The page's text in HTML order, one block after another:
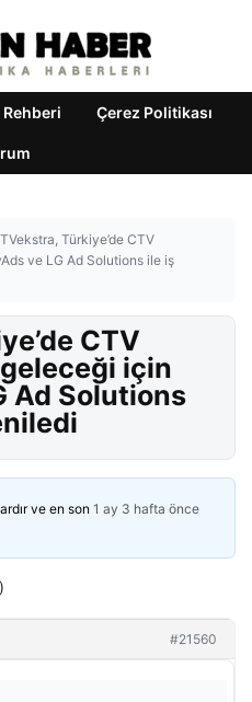
Rehberi Çerez Politikası
TVekstra, Türkiye’de CTV
ve LG Ad Solutions ile iş
CTV
geleceği için
Ad Solutions
ve en son 1 ay 3 hafta önce
#21560